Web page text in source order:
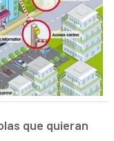
que quieran